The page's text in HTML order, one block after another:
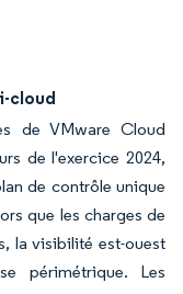
cloud
de VMware Cloud
de l'exercice 2024,
de contrôle unique
que les charges de
la visibilité est-ouest
périmétrique. Les